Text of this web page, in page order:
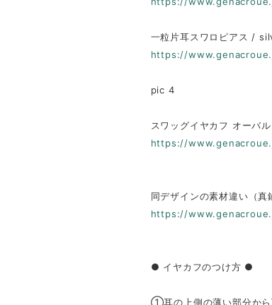
一粒片耳スワロピアス /
https://
pic 4
スワッグイヤカフ オーバ
https://
同デザインの素材違い（真
https://
● イヤカフのつけ方 ●
①耳の上側の薄い部分から